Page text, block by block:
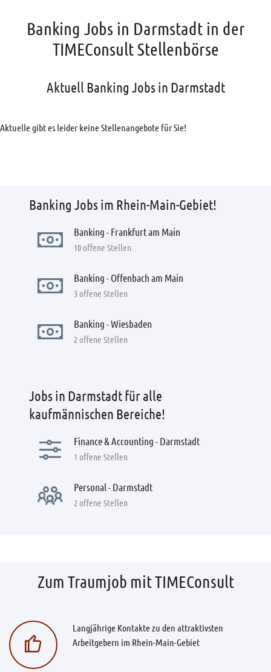
Banking Jobs in Darmstadt in der
TIMEConsult Stellenbörse
Banking Jobs im Rhein-Main-Gebiet!
Banking - Frankfurt am Main
10 offene Stellen
Banking - Offenbach am Main
3 offene Stellen
Banking - Wiesbaden
2 offene Stellen
Jobs in Darmstadt für alle
kaufmännischen Bereiche!
Finance & Accounting - Darmstadt
1 offene Stellen
Personal - Darmstadt
2 offene Stellen
Aktuell Banking Jobs in Darmstadt
Aktuelle gibt es leider keine Stellenangebote für Sie!
Zum Traumjob mit TIMEConsult
Langjährige Kontakte zu den attraktivsten
Arbeitgebern im Rhein-Main-Gebiet